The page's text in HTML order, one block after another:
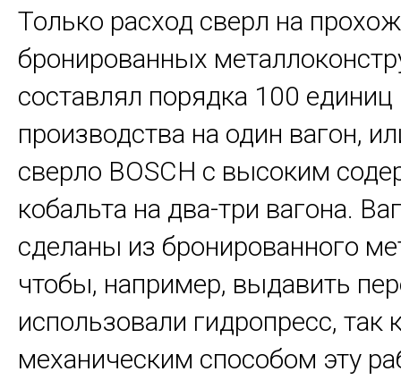
Только расход сверл на
бронированных
составлял порядка 100 единиц
производства на один вагон,
сверло BOSCH с высоким
кобальта на два-три вагона.
сделаны из бронированного
чтобы, например, выдавить
использовали гидропресс, так
механическим способом эту